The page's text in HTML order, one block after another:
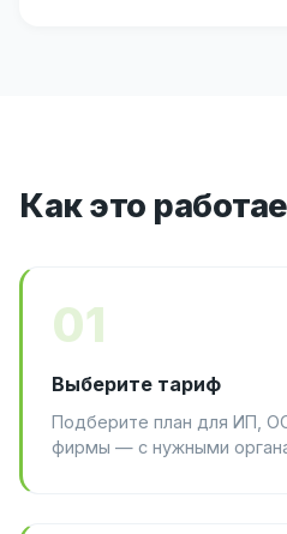
Как это
01
Выберите тариф
Подберите план для ИП,
фирмы — с нужными